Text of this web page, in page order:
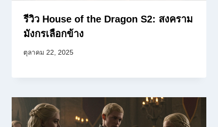
รีวิว House of the Dragon S2: สงคราม
มังกรเลือกข้าง
ตุลาคม 22, 2025